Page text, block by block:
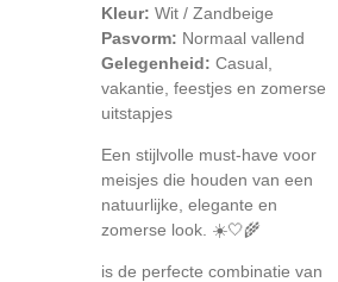
Kleur: Wit / Zandbeige
Pasvorm: Normaal vallend
Gelegenheid: Casual,
vakantie, feestjes en zomerse
uitstapjes
Een stijlvolle must-have voor
meisjes die houden van een
natuurlijke, elegante en
zomerse look. ☀️🤍🌾
is de perfecte combinatie van